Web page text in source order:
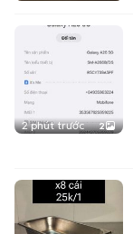
2 phút trước 2